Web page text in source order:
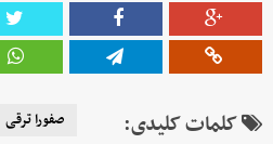
کلمات کلیدی: صفورا ترقی